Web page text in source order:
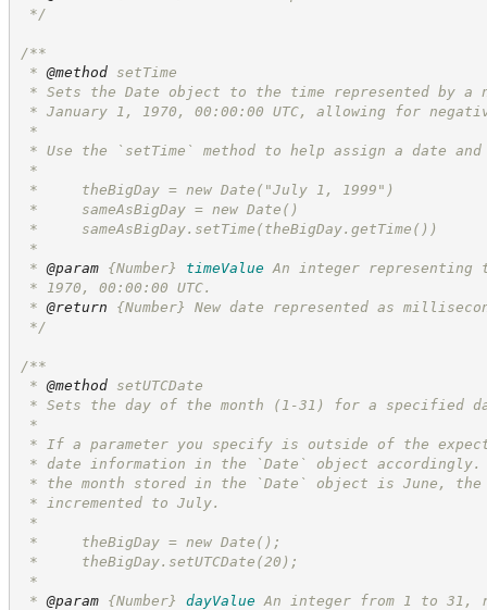
*/
/**
* @method setTime
* Sets the Date object to the time represented by a
* January 1, 1970, 00:00:00 UTC, allowing for
*
* Use the `setTime` method to help assign a date
*
*     theBigDay = new Date("July 1, 1999")
*     sameAsBigDay = new Date()
*     sameAsBigDay.setTime(theBigDay.getTime())
*
* @param {Number} timeValue An integer representing
* 1970, 00:00:00 UTC.
* @return {Number}
New date represented as
*/
/**
* @method setUTCDate
* Sets the day of the month (1-31) for a specified
*
* If a parameter you specify is outside of the
* date information in the `Date` object accordingly.
* the month stored in the `Date` object is June, the
* incremented to July.
*
*     theBigDay = new Date();
*     theBigDay.setUTCDate(20);
*
* @param {Number} dayValue An integer from 1 to 31,